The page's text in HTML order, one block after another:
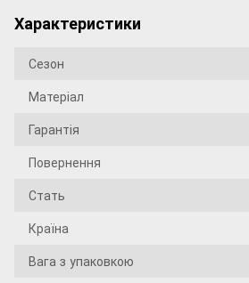
Характеристики
Сезон
Матеріал
Гарантія
Повернення
Стать
Країна
Вага з упаковкою